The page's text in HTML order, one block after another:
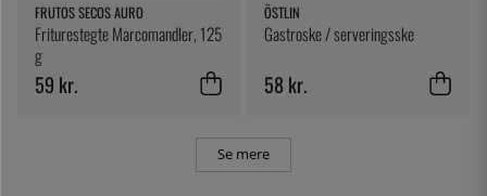
FRUTOS SECOS AURO
Friturestegte Marcomandler, 125
g
59 kr.
ÖSTLIN
Gastroske / serveringsske
58 kr.
Se mere